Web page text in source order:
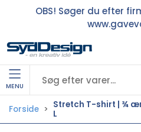
OBS! Søger du efter
MENU
Forside
Stretch T-shirt | ¾
L